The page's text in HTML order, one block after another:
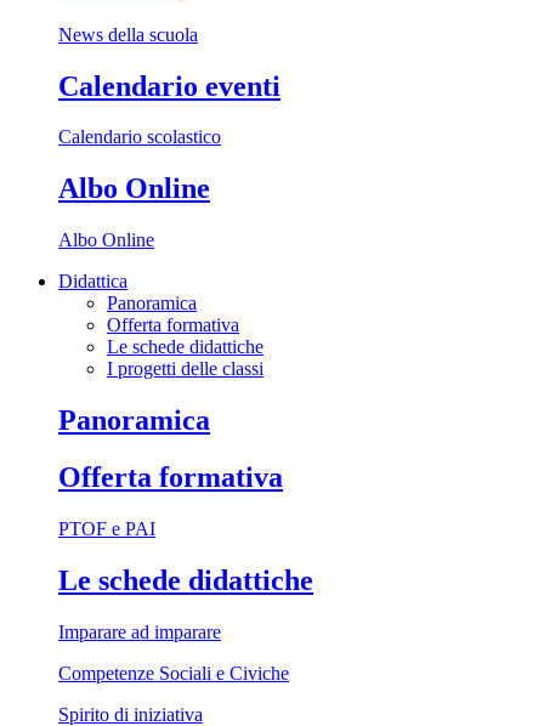
News della scuola
Calendario eventi
Calendario scolastico
Albo Online
Albo Online
Didattica
Panoramica
Offerta formativa
Le schede didattiche
I progetti delle classi
Panoramica
Offerta formativa
PTOF e PAI
Le schede didattiche
Imparare ad imparare
Competenze Sociali e Civiche
Spirito di iniziativa